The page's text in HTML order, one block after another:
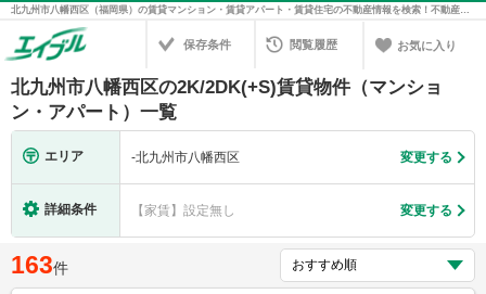
北九州市八幡西区（福岡県）の賃貸マンション・賃貸アパート・賃貸住宅の不動産情報を検索！不動産賃貸の物件探しは、お部屋探しのエイブル
保存条件 閲覧履歴 お気に入り
北九州市八幡西区の2K/2DK(+S)賃貸物件（マンショ
ン・アパート）一覧
エリア -北九州市八幡西区 変更する
詳細条件 【家賃】設定無し 変更する
163件